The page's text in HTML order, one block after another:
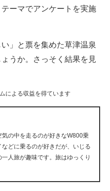
ーマでアンケートを実施
」と票を集めた草津温泉
うか。さっそく結果を見
による収益を得ています
の中を走るのが好きなW800乗
どに乗るのが好きだが、いじる
人旅が趣味です。旅はゆっくり